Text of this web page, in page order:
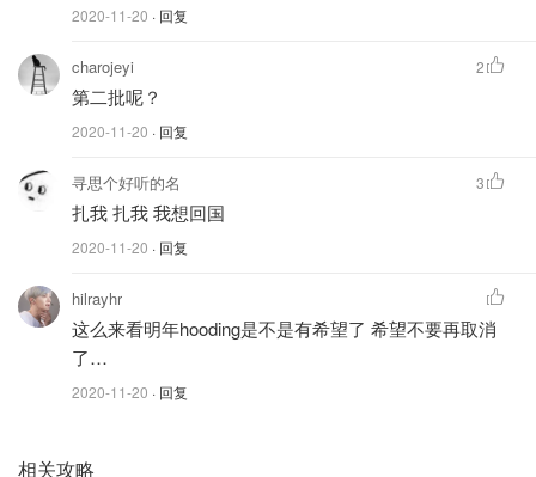
新冠疫苗接种
2020-11-20 · 回复
charojeyi
第二批呢？
2020-11-20 · 回复
2
寻思个好听的名
扎我 扎我 我想回国
2020-11-20 · 回复
3
hilrayhr
这么来看明年hooding是不是有希望了 希望不要再取消
了…
2020-11-20 · 回复
相关攻略